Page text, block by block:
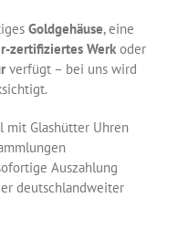
Goldgehäuse, eine
zertifiziertes Werkoder
verfügt – bei uns wird
mit Glashütter Uhren
Auszahlung
deutschlandweiter